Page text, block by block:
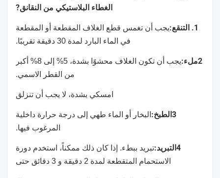
الغطاء البلاستيكي من النقانق?
1. التنقع:
يجب أن تغمس قطع الغلاف المقطعة أو المقطعة
في الماء البارد لمدة 30 دقيقة تقريبًا.
2ملء:
يجب أن تكون الغلاف محشوًا بشدة، 5% إلى 8% أكبر
من القطر الاسمي.
امسكي بشدة، لا يجب أن تنزلق
3الطبخ:
البخار أو الماء طهي إلى درجة حرارة داخلية
المرغوب فيها.
4التبريد:
تبريد ببطء. إذا كان ذلك ممكناً، استخدم دورة
الاستحمام المتقطعة لمدة 2 دقيقة و 3 دقائق حتى